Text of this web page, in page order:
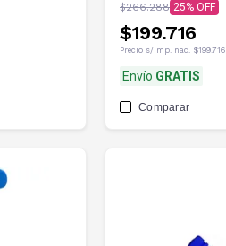
$266.288 25
$199.716
Precio s/imp. nac. $199.716
Envío GRATIS
Comparar